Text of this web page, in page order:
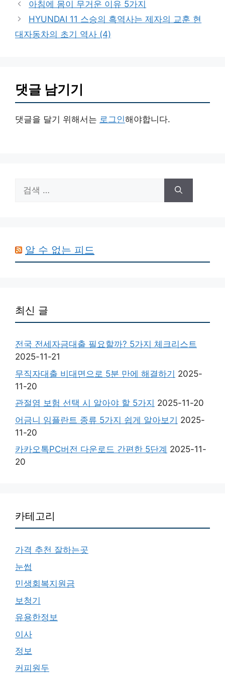
고
리
아침에 몸이 무거운 이유 5가지
HYUNDAI 11 스승의 흑역사는 제자의 교훈 현
대자동차의 초기 역사 (4)
댓글 남기기
댓글을 달기 위해서는 로그인해야합니다.
색:
알 수 없는 피드
최신 글
전국 전세자금대출 필요할까? 5가지 체크리스트
2025-11-21
무직자대출 비대면으로 5분 만에 해결하기 2025-
11-20
관절염 보험 선택 시 알아야 할 5가지 2025-11-20
어금니 임플란트 종류 5가지 쉽게 알아보기 2025-
11-20
카카오톡PC버전 다운로드 간편한 5단계 2025-11-
20
카테고리
가격 추천 잘하는곳
눈썹
민생회복지원금
보청기
유용한정보
이사
정보
커피원두